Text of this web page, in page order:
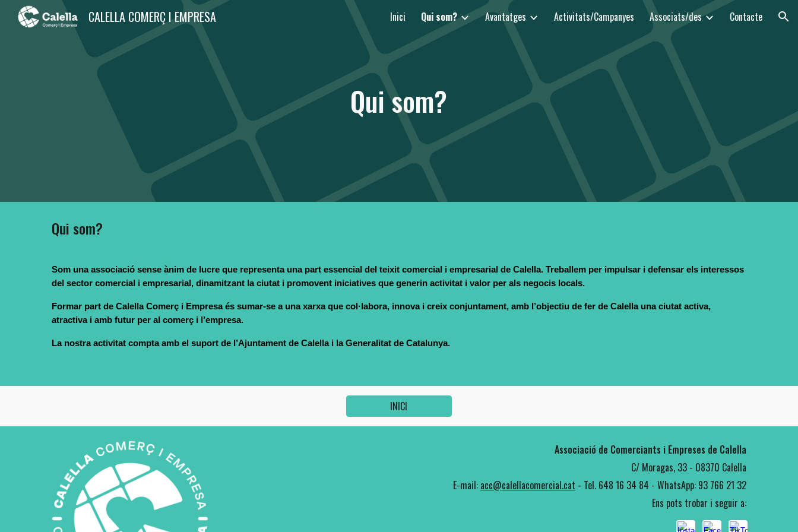
Skip to navigation
CALELLA COMERÇ I EMPRESA Inici Qui som? Avantatges Activitats/Campanyes Associats/des Contacte
Qui som?
Qui som?
Som una associació sense ànim de lucre que representa una part essencial del teixit comercial i empresarial de Calella. Treballem per impulsar i defensar els interessos
del sector comercial i empresarial, dinamitzant la ciutat i promovent iniciatives que generin activitat i valor per als negocis locals.
Formar part de Calella Comerç i Empresa és sumar-se a una xarxa que col·labora, innova i creix conjuntament, amb l’objectiu de fer de Calella una ciutat activa,
atractiva i amb futur per al comerç i l’empresa.
La nostra activitat compta amb el suport de l’Ajuntament de Calella i la Generalitat de Catalunya.
INICI
Associació de Comerciants i Empreses de Calella
C/ Moragas, 33 - 08370 Calella
E-mail: acc@calellacomercial.cat - Tel. 648 16 34 84 - WhatsApp: 93 766 21 32
Ens pots trobar i seguir a: